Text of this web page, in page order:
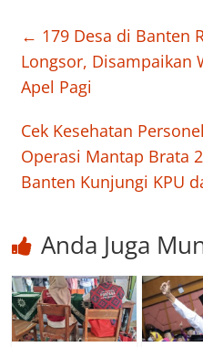
← 179 Desa di Banten
Longsor, Disampaikan
Apel Pagi
Cek Kesehatan
Operasi Mantap Brata
Banten Kunjungi KPU
Anda Juga